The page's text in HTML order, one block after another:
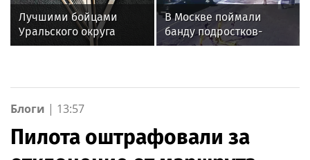
Лучшими бойцами
Уральского округа
Росгвардии стали
по охране важных
государственных
объектов
В Москве поймали
банду подростков-
автоподставщиков
Блоги | 13:57
Пилота оштрафовали за